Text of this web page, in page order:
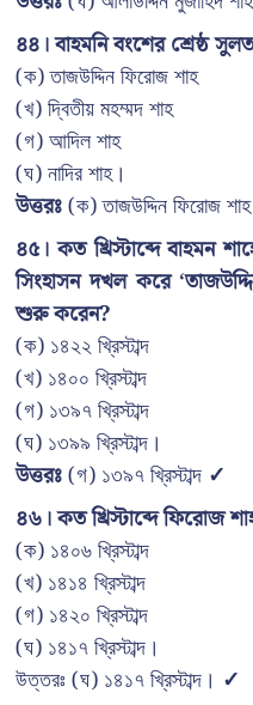
৪৪। বাহমনি বংশের শ্রেষ্ঠ
(ক) তাজউদ্দিন ফিরোজ শাহ
(খ) দ্বিতীয় মহম্মদ শাহ
(গ) আদিল শাহ
(ঘ) নাদির শাহ।
উত্তরঃ(ক) তাজউদ্দিন ফিরোজ শাহ
৪৫। কত খ্রিস্টাব্দে বাহমন
সিংহাসন দখল করে
শুরু করেন?
(ক) ১৪২২ খ্রিস্টাব্দ
(খ) ১৪০০ খ্রিস্টাব্দ
(গ) ১৩৯৭ খ্রিস্টাব্দ
(ঘ) ১৩৯৯ খ্রিস্টাব্দ।
উত্তরঃ(গ) ১৩৯৭ খ্রিস্টাব্দ ✓
৪৬। কত খ্রিস্টাব্দে ফিরোজ
(ক) ১৪০৬ খ্রিস্টাব্দ
(খ) ১৪১৪ খ্রিস্টাব্দ
(গ) ১৪২০ খ্রিস্টাব্দ
(ঘ) ১৪১৭ খ্রিস্টাব্দ।
উত্তরঃ (ঘ) ১৪১৭ খ্রিস্টাব্দ। ✓